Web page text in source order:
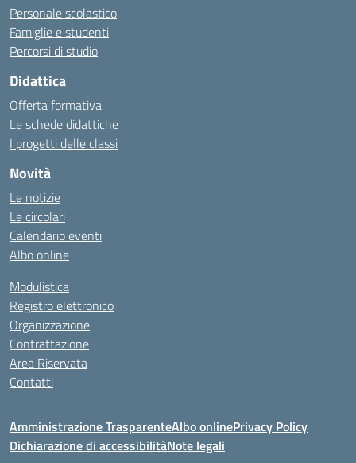
Personale scolastico
Famiglie e studenti
Percorsi di studio
Didattica
Offerta formativa
Le schede didattiche
I progetti delle classi
Novità
Le notizie
Le circolari
Calendario eventi
Albo online
Modulistica
Registro elettronico
Organizzazione
Contrattazione
Area Riservata
Contatti
Amministrazione TrasparenteAlbo onlinePrivacy Policy
Dichiarazione di accessibilitàNote legali